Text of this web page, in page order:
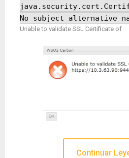
No subject alternative
Unable to validate SSL Certificate of
Continuar